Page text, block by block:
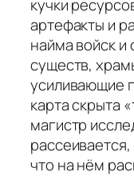
кучки
артефакты и
найма войск и
существ,
усиливающие
карта скрыта
магистр
что на нём